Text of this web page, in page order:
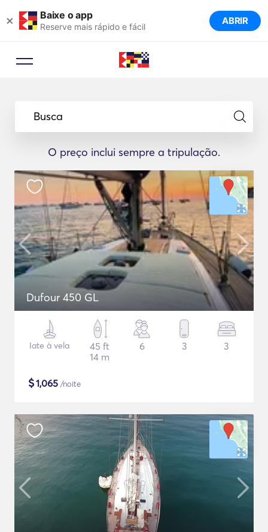
× Baixe o app
Reserve mais rápido e fácil ABRIR
Busca
O preço inclui sempre a tripulação.
Dufour 450 GL
Iate à vela
45 ft
14 m
6 3 3
$1,065 /noite